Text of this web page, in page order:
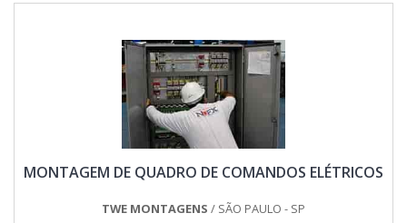
MONTAGEM DE QUADRO DE COMANDOS ELÉTRICOS
TWE MONTAGENS / SÃO PAULO - SP